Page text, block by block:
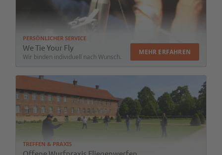
PERSÖNLICHER SERVICE
We Tie Your Fly
Wir binden individuell nach Wunsch.
MEHR ERFAHREN
TREFFEN & PRAXIS